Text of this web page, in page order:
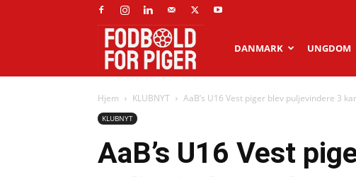
Fodbold
for
piger
DANMARK UNGDOM
Hjem KLUBNYT AaB’s U16 Vest piger blev puljevindere 3
KLUBNYT
AaB’s U16 Vest